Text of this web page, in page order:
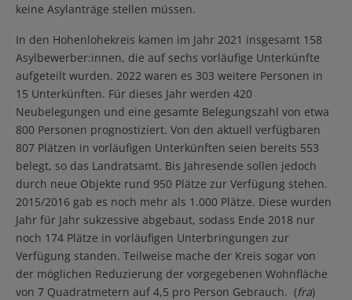
keine Asylanträge stellen müssen.
In den Hohenlohekreis kamen im Jahr 2021 insgesamt 158
Asylbewerber:innen, die auf sechs vorläufige Unterkünfte
aufgeteilt wurden. 2022 waren es 303 weitere Personen in
15 Unterkünften. Für dieses Jahr werden 420
Neubelegungen und eine gesamte Belegungszahl von etwa
800 Personen prognostiziert. Von den aktuell verfügbaren
807 Plätzen in vorläufigen Unterkünften seien bereits 553
belegt, so das Landratsamt. Bis Jahresende sollen jedoch
durch neue Objekte rund 950 Plätze zur Verfügung stehen.
2015/2016 gab es noch mehr als 1.000 Plätze. Diese wurden
Jahr für Jahr sukzessive abgebaut, sodass Ende 2018 nur
noch 174 Plätze in vorläufigen Unterbringungen zur
Verfügung standen. Teilweise mache der Kreis sogar von
der möglichen Reduzierung der vorgegebenen Wohnfläche
von 7 Quadratmetern auf 4,5 pro Person Gebrauch. (fra)